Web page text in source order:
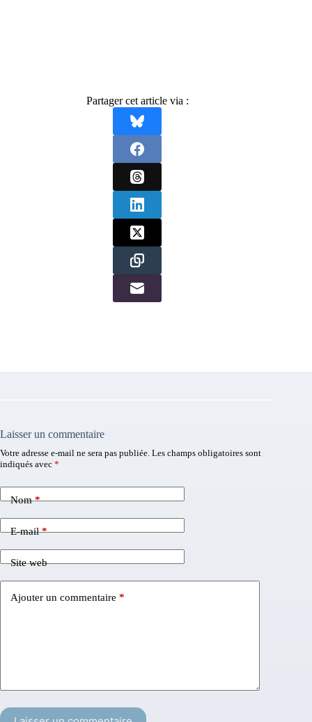
Partager cet article via :
Laisser un commentaire
Votre adresse e-mail ne sera pas publiée. Les champs obligatoires sont
indiqués avec *
Nom*
E-mail*
Site web
Ajouter un commentaire *